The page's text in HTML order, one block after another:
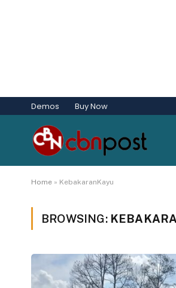
Demos Buy Now
Home » KebakaranKayu
BROWSING: